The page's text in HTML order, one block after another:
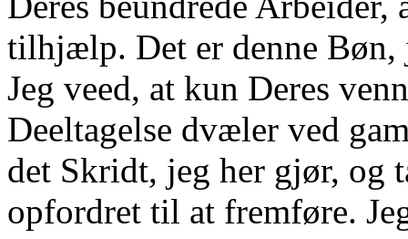
tilhjælp. Det er denne
Jeg veed, at kun Deres
Deeltagelse dvæler ved
det Skridt, jeg her gjør, og
opfordret til at fremføre.